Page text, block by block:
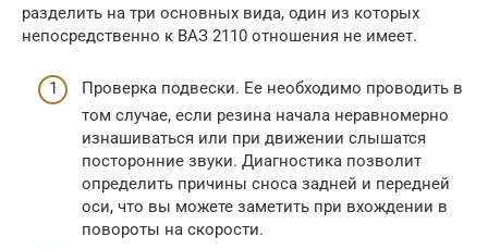
разделить на три основных вида, один из которых
непосредственно к ВАЗ 2110 отношения не имеет.
Проверка подвески. Ее необходимо проводить в
том случае, если резина начала неравномерно
изнашиваться или при движении слышатся
посторонние звуки. Диагностика позволит
определить причины сноса задней и передней
оси, что вы можете заметить при вхождении в
повороты на скорости.